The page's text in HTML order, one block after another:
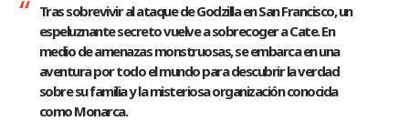
Tras sobrevivir al ataque de Godzilla en San Francisco, un
espeluznante secreto vuelve a sobrecoger a Cate. En
medio de amenazas monstruosas, se embarca en una
aventura por todo el mundo para descubrir la verdad
sobre su familia y la misteriosa organización conocida
como Monarca.